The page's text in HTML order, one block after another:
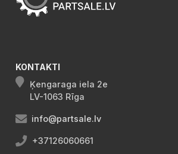
KONTAKTI
Ķengaraga iela 2e
LV-1063 Rīga
info@partsale.lv
+37126060661